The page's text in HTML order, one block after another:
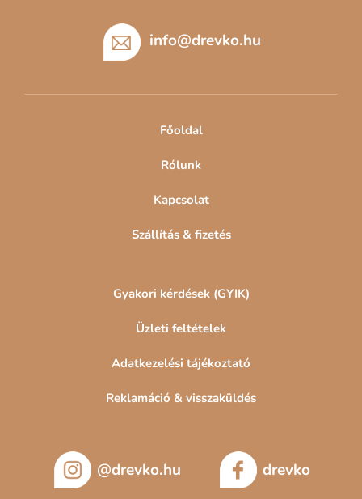
info@drevko.hu
Főoldal
Rólunk
Kapcsolat
Szállítás & fizetés
Gyakori kérdések (GYIK)
Üzleti feltételek
Adatkezelési tájékoztató
Reklamáció & visszaküldés
@drevko.hu drevko